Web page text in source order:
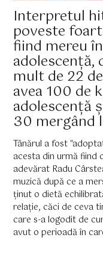
Interpretul
poveste
fiind mereu
adolescență,
mult de 22
avea 100 de
adolescență
30 mergând
Tânărul a fost
acesta din urmă fiind
adevărat Radu
muzică după ce a
ținut o dietă
relație, căci de ceva
care s-a logodit de
avut o perioadă în